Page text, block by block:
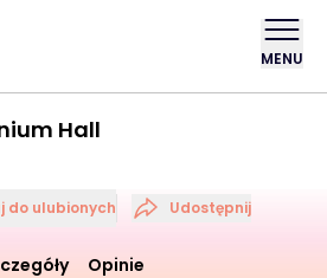
MENU
Hall
do ulubionych Udostępnij
Opinie